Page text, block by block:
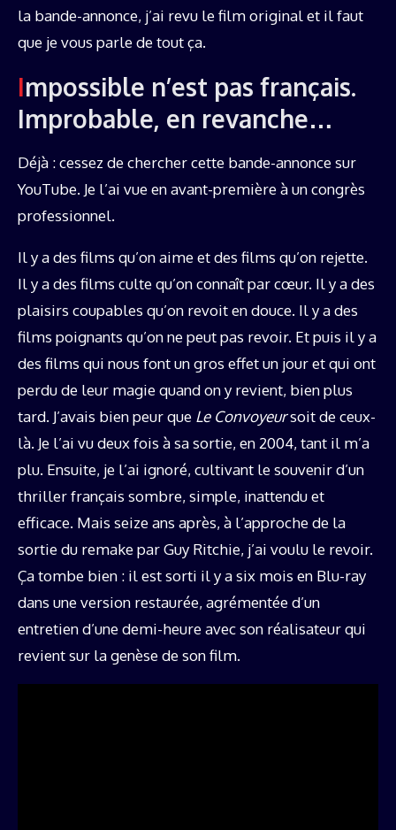
la bande-annonce, j’ai revu le film original et il faut
que je vous parle de tout ça.
Impossible n’est pas français.
Improbable, en revanche…
Déjà : cessez de chercher cette bande-annonce sur
YouTube. Je l’ai vue en avant-première à un congrès
professionnel.
Il y a des films qu’on aime et des films qu’on rejette.
Il y a des films culte qu’on connaît par cœur. Il y a des
plaisirs coupables qu’on revoit en douce. Il y a des
films poignants qu’on ne peut pas revoir. Et puis il y a
des films qui nous font un gros effet un jour et qui ont
perdu de leur magie quand on y revient, bien plus
tard. J’avais bien peur que Le Convoyeursoit de ceux-
là. Je l’ai vu deux fois à sa sortie, en 2004, tant il m’a
plu. Ensuite, je l’ai ignoré, cultivant le souvenir d’un
thriller français sombre, simple, inattendu et
efficace. Mais seize ans après, à l’approche de la
sortie du remake par Guy Ritchie, j’ai voulu le revoir.
Ça tombe bien : il est sorti il y a six mois en Blu-ray
dans une version restaurée, agrémentée d’un
entretien d’une demi-heure avec son réalisateur qui
revient sur la genèse de son film.